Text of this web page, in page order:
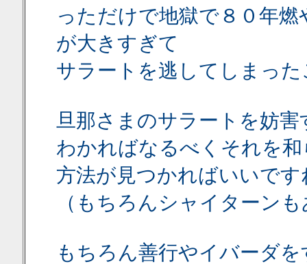
っただけで地獄で８０年
が大きすぎて
サラートを逃してしまっ
旦那さまのサラートを妨
わかればなるべくそれを
方法が見つかればいいです
（もちろんシャイターン
もちろん善行やイバーダ